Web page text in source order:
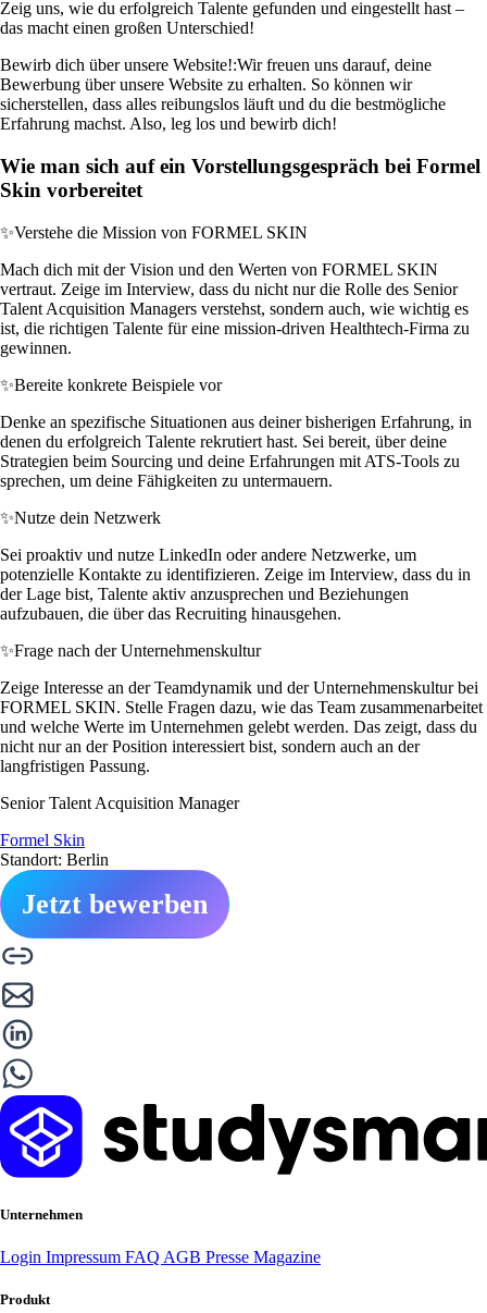
Zeig uns, wie du erfolgreich Talente gefunden und eingestellt hast –
das macht einen großen Unterschied!
Bewirb dich über unsere Website!:Wir freuen uns darauf, deine
Bewerbung über unsere Website zu erhalten. So können wir
sicherstellen, dass alles reibungslos läuft und du die bestmögliche
Erfahrung machst. Also, leg los und bewirb dich!
Wie man sich auf ein Vorstellungsgespräch bei Formel
Skin vorbereitet
✨Verstehe die Mission von FORMEL SKIN
Mach dich mit der Vision und den Werten von FORMEL SKIN
vertraut. Zeige im Interview, dass du nicht nur die Rolle des Senior
Talent Acquisition Managers verstehst, sondern auch, wie wichtig es
ist, die richtigen Talente für eine mission-driven Healthtech-Firma zu
gewinnen.
✨Bereite konkrete Beispiele vor
Denke an spezifische Situationen aus deiner bisherigen Erfahrung, in
denen du erfolgreich Talente rekrutiert hast. Sei bereit, über deine
Strategien beim Sourcing und deine Erfahrungen mit ATS-Tools zu
sprechen, um deine Fähigkeiten zu untermauern.
✨Nutze dein Netzwerk
Sei proaktiv und nutze LinkedIn oder andere Netzwerke, um
potenzielle Kontakte zu identifizieren. Zeige im Interview, dass du in
der Lage bist, Talente aktiv anzusprechen und Beziehungen
aufzubauen, die über das Recruiting hinausgehen.
✨Frage nach der Unternehmenskultur
Zeige Interesse an der Teamdynamik und der Unternehmenskultur bei
FORMEL SKIN. Stelle Fragen dazu, wie das Team zusammenarbeitet
und welche Werte im Unternehmen gelebt werden. Das zeigt, dass du
nicht nur an der Position interessiert bist, sondern auch an der
langfristigen Passung.
Senior Talent Acquisition Manager
Formel Skin
Standort: Berlin
Jetzt bewerben
Unternehmen
Login Impressum FAQ AGB Presse Magazine
Produkt